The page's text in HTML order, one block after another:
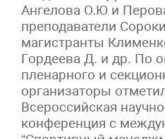
Ангелова О.Ю и
преподаватели
магистранты
Гордеева Д. и др. По
пленарного и
организаторы
Всероссийская
конференция с